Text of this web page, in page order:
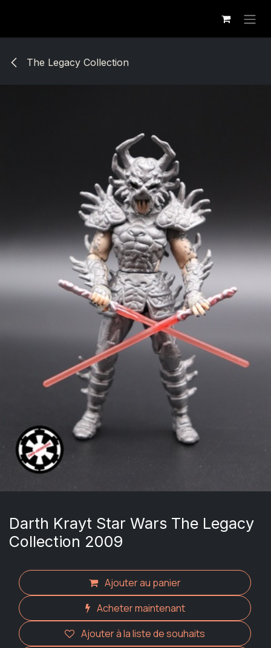
The Legacy Collection
Darth Krayt Star Wars The Legacy
Collection 2009
Ajouter au panier
Acheter maintenant
Ajouter à la liste de souhaits